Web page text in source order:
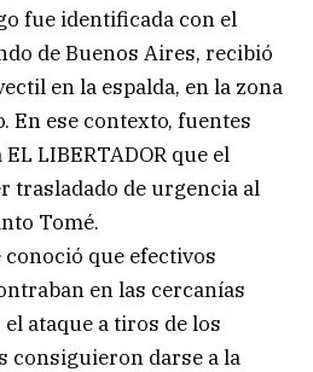
fue identificada con el
de Buenos Aires, recibió
en la espalda, en la zona
En ese contexto, fuentes
LIBERTADOR que el
trasladado de urgencia al
Tomé.
que efectivos
en las cercanías
ataque a tiros de los
consiguieron darse a la